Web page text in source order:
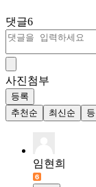
댓글6
사진첨부
등록
추천순
최신순
임현희